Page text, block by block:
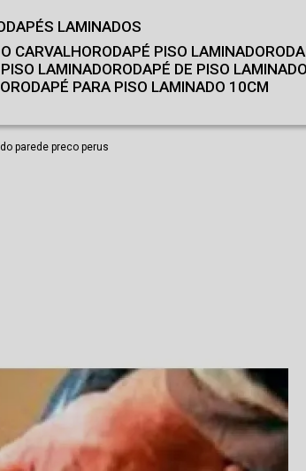
LAMINADOS
CARVALHO RODAPÉ PISO LAMINADO
PISO LAMINADO RODAPÉ DE PISO LAMINADO
RODAPÉ PARA PISO LAMINADO 10CM
parede preco perus